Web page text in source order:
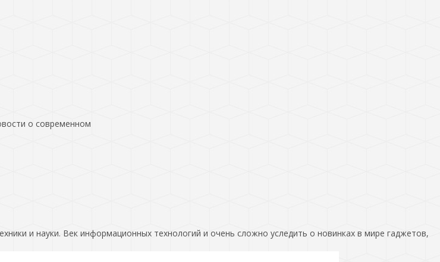
о современном
и науки. Век информационных технологий и очень сложно уследить о новинках в мире гаджетов,